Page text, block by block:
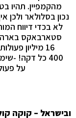
מהקמפיין. תהיו
נכון בסלולאר ולכן
סטארבאקס
16 מיליון
400 כל דקה!
-
על